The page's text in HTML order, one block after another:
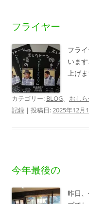
フライヤー
フラ
いま
上げ
カテゴリー: BLOG、 おし
記録 | 投稿日:2025年12月
今年最後の
昨日